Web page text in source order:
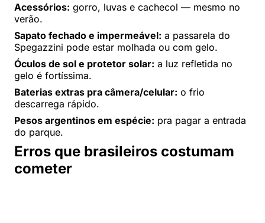
Acessórios: gorro, luvas e cachecol — mesmo no
verão.
Sapato fechado e impermeável: a passarela do
Spegazzini pode estar molhada ou com gelo.
Óculos de sol e protetor solar: a luz refletida no
gelo é fortíssima.
Baterias extras pra câmera/celular: o frio
descarrega rápido.
Pesos argentinos em espécie: pra pagar a entrada
do parque.
Erros que brasileiros costumam
cometer